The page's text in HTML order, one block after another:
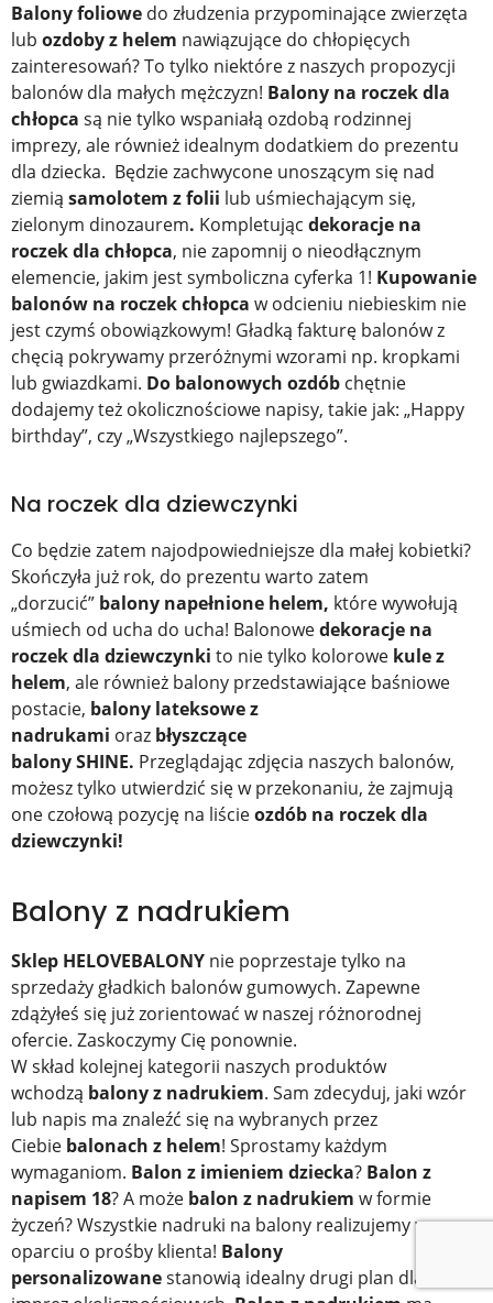
Balony foliowe do złudzenia przypominające zwierzęta
lub ozdoby z helem nawiązujące do chłopięcych
zainteresowań? To tylko niektóre z naszych propozycji
balonów dla małych mężczyzn! Balony na roczek dla
chłopca są nie tylko wspaniałą ozdobą rodzinnej
imprezy, ale również idealnym dodatkiem do prezentu
dla dziecka. Będzie zachwycone unoszącym się nad
ziemią samolotem z folii lub uśmiechającym się,
zielonym dinozaurem. Kompletując dekoracje na
roczek dla chłopca, nie zapomnij o nieodłącznym
elemencie, jakim jest symboliczna cyferka 1! Kupowanie
balonów na roczek chłopca w odcieniu niebieskim nie
jest czymś obowiązkowym! Gładką fakturę balonów z
chęcią pokrywamy przeróżnymi wzorami np. kropkami
lub gwiazdkami. Do balonowych ozdób chętnie
dodajemy też okolicznościowe napisy, takie jak: „Happy
birthday”, czy „Wszystkiego najlepszego”.
Na roczek dla dziewczynki
Co będzie zatem najodpowiedniejsze dla małej kobietki?
Skończyła już rok, do prezentu warto zatem
„dorzucić” balony napełnione helem, które wywołują
uśmiech od ucha do ucha! Balonowedekoracje na
roczek dla dziewczynki to nie tylko kolorowe kule z
helem, ale również balony przedstawiające baśniowe
postacie, balony lateksowe z
nadrukami oraz błyszczące
balonySHINE. Przeglądając zdjęcia naszych balonów,
możesz tylko utwierdzić się w przekonaniu, że zajmują
one czołową pozycję na liścieozdób na roczek dla
dziewczynki!
Balony z nadrukiem
Sklep HELOVEBALONY nie poprzestaje tylko na
sprzedaży gładkich balonów gumowych. Zapewne
zdążyłeś się już zorientować w naszej różnorodnej
ofercie. Zaskoczymy Cię ponownie.
W skład kolejnej kategorii naszych produktów
wchodzą balony z nadrukiem. Sam zdecyduj, jaki wzór
lub napis ma znaleźć się na wybranych przez
Ciebie balonach z helem! Sprostamy każdym
wymaganiom. Balon z imieniem dziecka? Balon z
napisem 18? A może balon z nadrukiem w formie
życzeń? Wszystkie nadruki na balony realizujemy w
oparciu o prośby klienta! Balony
personalizowanestanowią idealny drugi plan dla